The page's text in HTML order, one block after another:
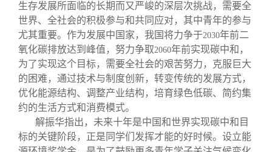
联系我们
生存发展所面临的长期而又严峻的深层次挑战，需要全
世界、全社会的积极参与和共同应对，其中青年的参与
尤其重要。作为发展中国家，我国将力争于2030年前二
氧化碳排放达到峰值，努力争取2060年前实现碳中和，
为了实现这个目标，需要全社会的艰苦努力，克服巨大
的困难，通过技术与制度创新，转变传统的发展方式，
优化能源结构、调整产业结构，培育绿色低碳、简约集
约的生活方式和消费模式。
解振华指出，未来十年是中国和世界实现碳中和目
标的关键阶段，正是同学们发挥才能的好时候。设立能